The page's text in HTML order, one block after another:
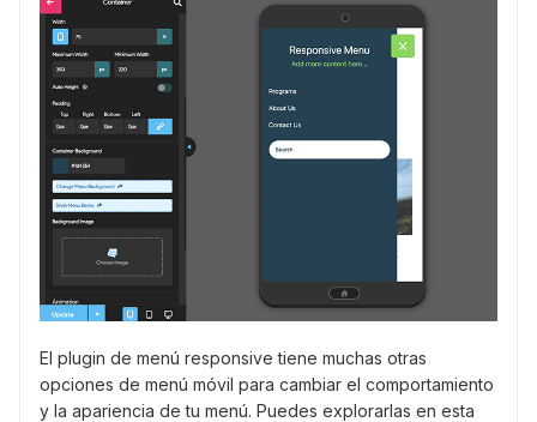
El plugin de menú responsive tiene muchas otras
opciones de menú móvil para cambiar el comportamiento
y la apariencia de tu menú. Puedes explorarlas en esta